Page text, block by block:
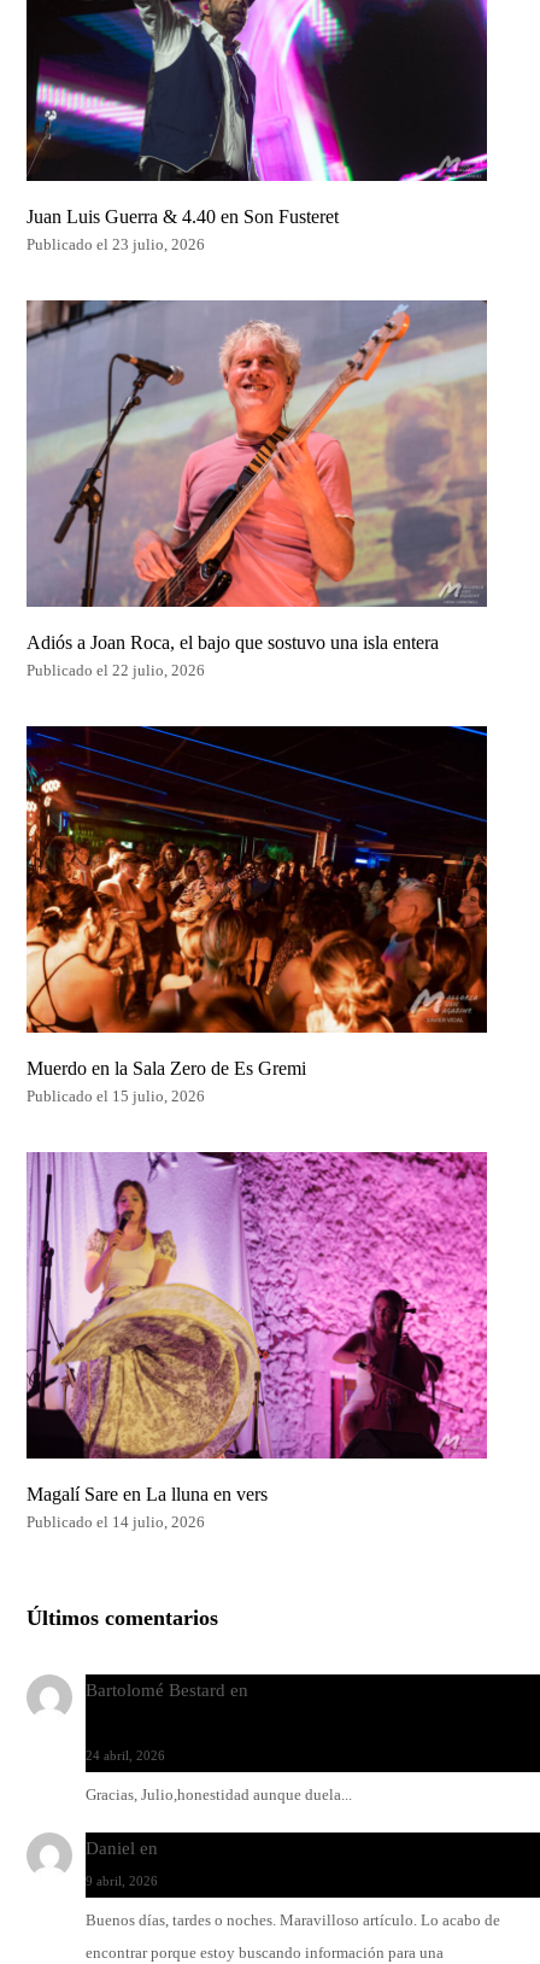
Juan Luis Guerra & 4.40 en Son Fusteret
Publicado el 23 julio, 2026
Adiós a Joan Roca, el bajo que sostuvo una isla entera
Publicado el 22 julio, 2026
Muerdo en la Sala Zero de Es Gremi
Publicado el 15 julio, 2026
Magalí Sare en La lluna en vers
Publicado el 14 julio, 2026
Últimos comentarios
Bartolomé Bestard en
24 abril, 2026
Gracias, Julio,honestidad aunque duela...
Daniel en
9 abril, 2026
Buenos días, tardes o noches. Maravilloso artículo. Lo acabo de
encontrar porque estoy buscando información para una